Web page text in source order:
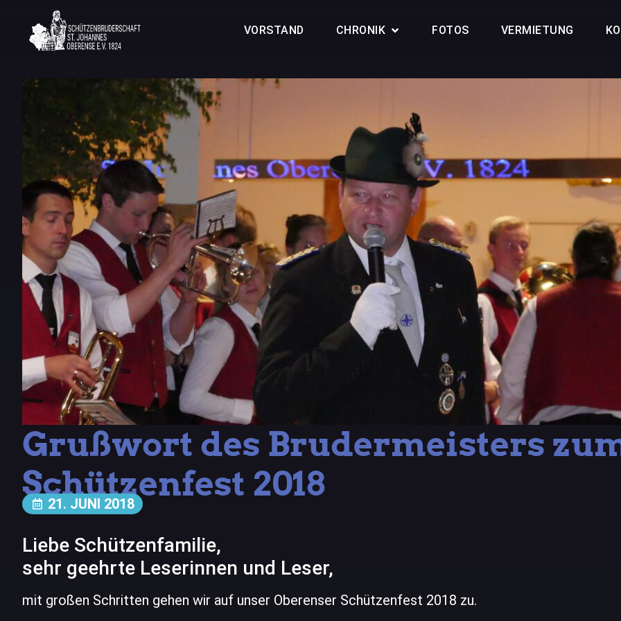
VORSTAND CHRONIK FOTOS VERMIETUNG
Grußwort des Brudermeisters
Schützenfest 2018
21. JUNI 2018
Liebe Schützenfamilie,
sehr geehrte Leserinnen und Leser,
mit großen Schritten gehen wir auf unser Oberenser Schützenfest 2018 zu.